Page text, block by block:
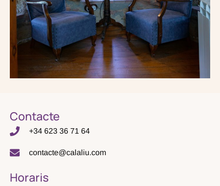
Contacte
+34 623 36 71 64
contacte@calaliu.com
Horaris